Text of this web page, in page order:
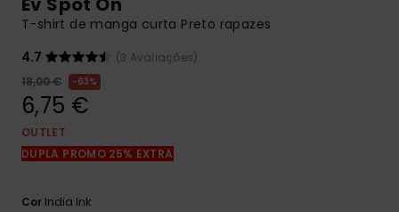
respostas
para as
formulário de
contacto.
T-shirt de manga curta Preto rapazes
4.7
(3 Avaliações)
18,00 €
63%
6,75 €
OUTLET
DUPLA PROMO 25% EXTRA
Cor India Ink